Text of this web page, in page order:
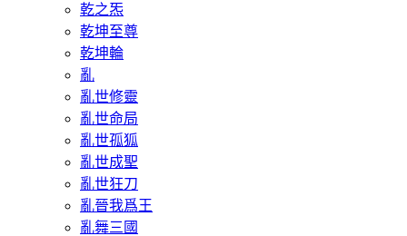
乾之炁
乾坤至尊
乾坤輪
亂
亂世修靈
亂世命局
亂世孤狐
亂世成聖
亂世狂刀
亂晉我爲王
亂舞三國